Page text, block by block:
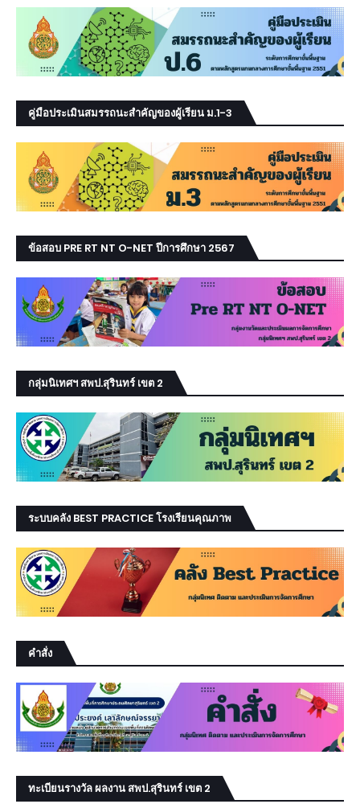
คู่มือประเมินสมรรถนะสำคัญของผู้เรียน ม.1-3
ข้อสอบ PRE RT NT O-NET ปีการศึกษา 2567
กลุ่มนิเทศฯ สพป.สุรินทร์ เขต 2
ระบบคลัง BEST PRACTICE โรงเรียนคุณภาพ
คำสั่ง
ทะเบียนรางวัล ผลงาน สพป.สุรินทร์ เขต 2